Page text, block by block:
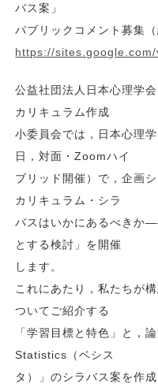
バス案」
パブリックコメント募集
https://
公益社団法人日本心理学
カリキュラム作成
小委員会では，日本心理
日，対面・Zoomハイ
ブリッド開催）で，企画
カリキュラム・シラ
バスはいかにあるべきか
とする検討」を開催
します。
これにあたり，私たちが
ついてご紹介する
「学習目標と特色」と，
Statistics（ベシス
タ）」のシラバス案を作